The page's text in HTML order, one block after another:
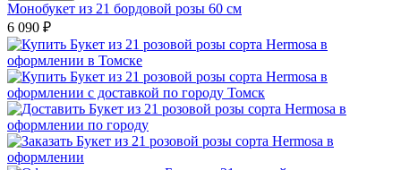
Монобукет из 21 бордовой розы 60 см
6 090 ₽